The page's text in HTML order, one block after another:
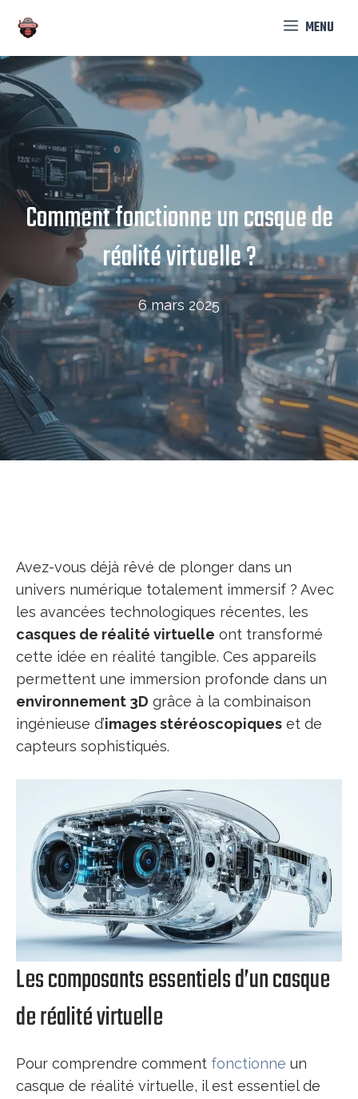
contenu
MENU
Comment fonctionne un casque de
réalité virtuelle​ ?
6 mars 2025
Avez-vous déjà rêvé de plonger dans un
univers numérique totalement immersif ? Avec
les avancées technologiques récentes, les
casques de réalité virtuelle ont transformé
cette idée en réalité tangible. Ces appareils
permettent une immersion profonde dans un
environnement 3D grâce à la combinaison
ingénieuse d’images stéréoscopiques et de
capteurs sophistiqués.
Les composants essentiels d’un casque
de réalité virtuelle
Pour comprendre comment fonctionne un
casque de réalité virtuelle, il est essentiel de